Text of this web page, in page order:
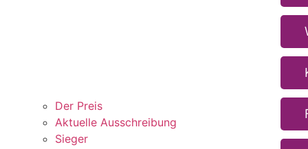
Der Preis
Aktuelle Ausschreibung
Sieger